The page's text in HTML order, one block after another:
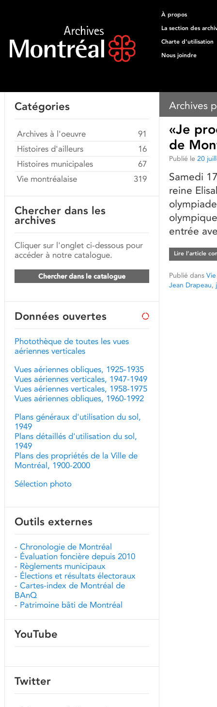
À propos
La section des
Charte d'utilisation
Nous joindre
Archives
«Je
de
Publié le 20
Samedi
reine
entrée
Lire l’article
Publié dans
Jean Drapeau,
Catégories
Archives à l'oeuvre
91
Histoires d'ailleurs
16
Histoires municipales
67
Vie montréalaise
319
Chercher dans les
archives
Cliquer sur l'onglet ci-dessous pour
accéder à notre catalogue.
Chercher dans le catalogue
Données ouvertes
Photothèque de toutes les vues
aériennes verticales
Vues aériennes obliques, 1925-1935
Vues aériennes verticales, 1947-1949
Vues aériennes verticales, 1958-1975
Vues aériennes obliques, 1960-1992
Plans généraux d'utilisation du sol,
1949
Plans détaillés d'utilisation du sol,
1949
Plans des propriétés de la Ville de
Montréal, 1900-2000
Sélection photo
Outils externes
- Chronologie de Montréal
- Évaluation foncière depuis 2010
- Règlements municipaux
- Élections et résultats électoraux
- Cartes-index de Montréal de
BAnQ
- Patrimoine bâti de Montréal
YouTube
Twitter